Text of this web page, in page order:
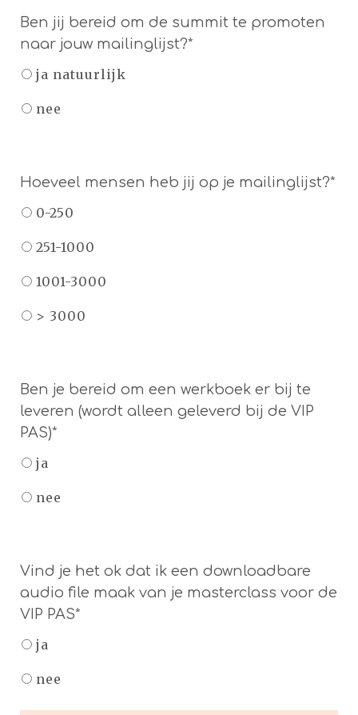
Ben jij bereid om de summit te promoten
naar jouw mailinglijst?*
ja natuurlijk
nee
Hoeveel mensen heb jij op je mailinglijst?*
0-250
251-1000
1001-3000
> 3000
Ben je bereid om een werkboek er bij te
leveren (wordt alleen geleverd bij de VIP
PAS)*
ja
nee
Vind je het ok dat ik een downloadbare
audio file maak van je masterclass voor de
VIP PAS*
ja
nee